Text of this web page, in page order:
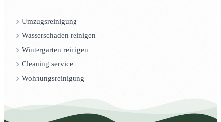
Umzugsreinigung
Wasserschaden reinigen
Wintergarten reinigen
Cleaning service
Wohnungsreinigung